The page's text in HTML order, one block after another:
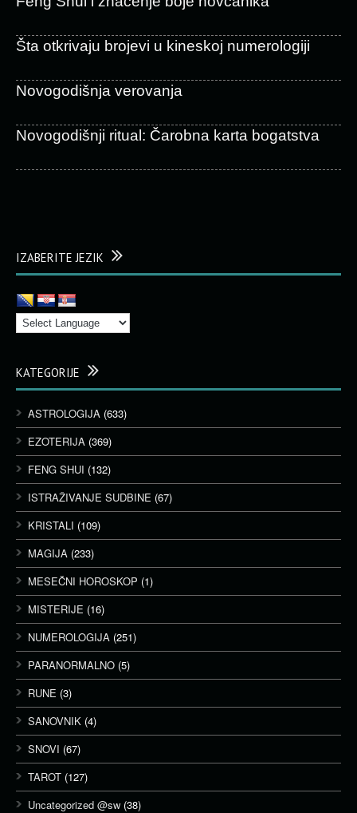
Šta otkrivaju brojevi u kineskoj numerologiji
Novogodišnja verovanja
Novogodišnji ritual: Čarobna karta bogatstva
IZABERITE JEZIK
KATEGORIJE
ASTROLOGIJA (633)
EZOTERIJA (369)
FENG SHUI (132)
ISTRAŽIVANJE SUDBINE (67)
KRISTALI (109)
MAGIJA (233)
MESEČNI HOROSKOP (1)
MISTERIJE (16)
NUMEROLOGIJA (251)
PARANORMALNO (5)
RUNE (3)
SANOVNIK (4)
SNOVI (67)
TAROT (127)
Uncategorized @sw (38)